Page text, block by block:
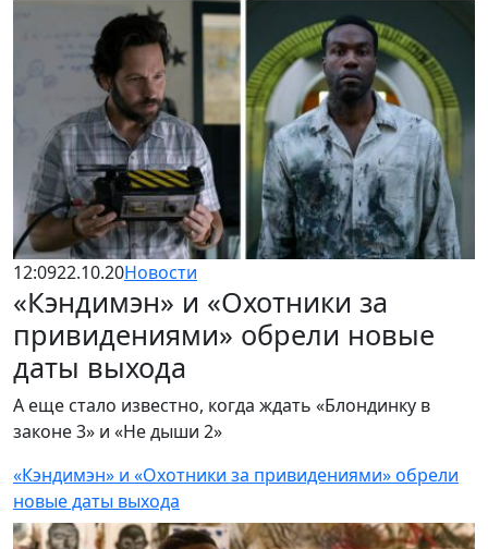
12:0922.10.20Новости
«Кэндимэн» и «Охотники за
привидениями» обрели новые
даты выхода
А еще стало известно, когда ждать «Блондинку в
законе 3» и «Не дыши 2»
«Кэндимэн» и «Охотники за привидениями» обрели
новые даты выхода